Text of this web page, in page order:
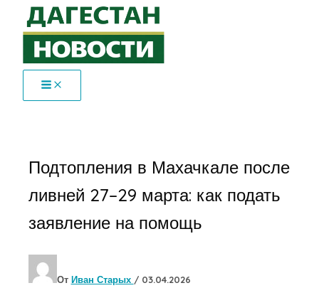
Перейти
содержимому
Подтопления в Махачкале после
ливней 27–29 марта: как подать
заявление на помощь
От Иван Старых / 03.04.2026